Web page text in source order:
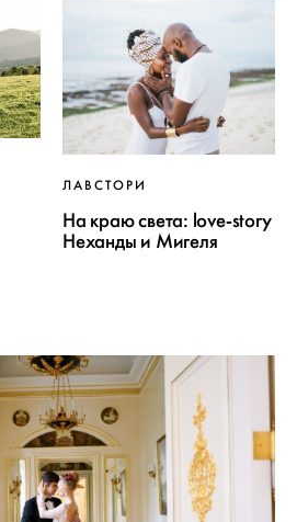
ЛАВСТОРИ
На краю света: love-story
Неханды и Мигеля